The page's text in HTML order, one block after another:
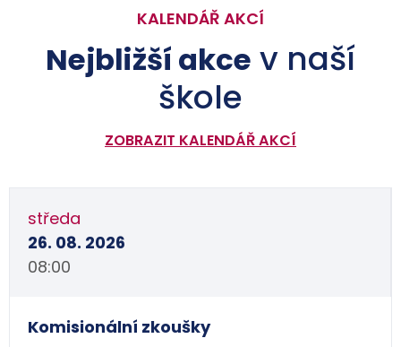
KALENDÁŘ AKCÍ
Nejbližší akce v naší
škole
ZOBRAZIT KALENDÁŘ AKCÍ
středa
26. 08. 2026
08:00
Komisionální zkoušky